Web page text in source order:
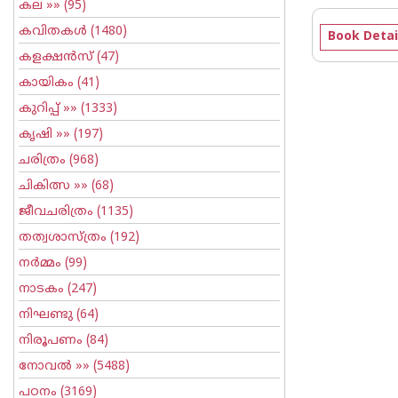
കല »» (95)
കവിതകള്‍ (1480)
കളക്ഷന്‍സ്(47)
കായികം (41)
കുറിപ്പ്‌ »» (1333)
കൃഷി »» (197)
ചരിത്രം (968)
ചികിത്സ »» (68)
ജീവചരിത്രം (1135)
തത്വശാസ്ത്രം (192)
നര്‍മ്മം (99)
നാടകം (247)
നിഘണ്ടു (64)
നിരൂപണം (84)
നോവല്‍ »» (5488)
പഠനം (3169)
Book